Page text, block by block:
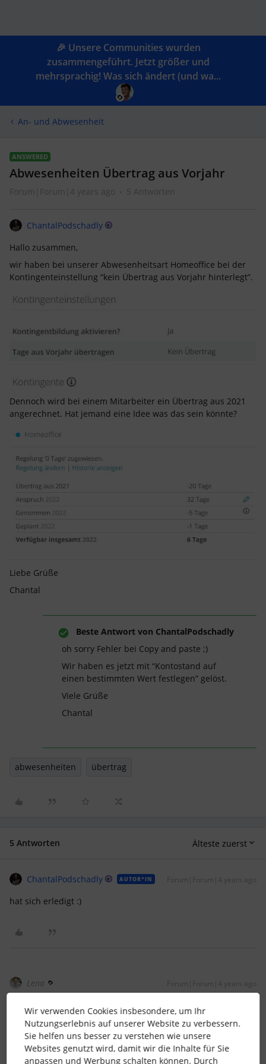
🎉 Unsere Communities wurden
zusammengeführt. Jetzt größer und
mehrsprachig! Was sich ändert (und wa...
An- und Abwesenheit
ANSWERED
Abwesenheiten Übertrag aus Vorjahr
Forum|Forum|4 years ago 5 Antworten
ChantalPodschadly
Hallo zusammen,
wir haben bei unserer Abwesenheitsart Homeoffice bei der
Kontingenteinstellung “kein Übertrag aus Vorjahr hinterlegt”.
Dennoch wird bei einem Mitarbeiter ein Übertrag aus 2021
angerechnet. Hat jemand eine Idee was das sein könnte?
Liebe Grüße
Chantal
Beste Antwort von ChantalPodschadly
oh sorry Fehler bei Copy and paste ;)
Wir haben es jetzt mit “Kontostand auf
einen bestimmten Wert festlegen” gelöst.
Viele Grüße
Chantal
abwesenheiten übertrag
5 Antworten Älteste zuerst
ChantalPodschadly AUTOR*IN Forum|Forum|4 years ago
hat sich erledigt :)
Lena Forum|Forum|4 years ago
@ChantalPodschadly
vielen Dank für Dein Update. :)
Möchtest Du mit der Community teilen, wie es sich gelöst
hat?
Wir verwenden Cookies insbesondere, um Ihr
Nutzungserlebnis auf unserer Website zu verbessern.
Sie helfen uns besser zu verstehen wie unsere
Websites genutzt wird, damit wir die Inhalte für Sie
anpassen und Werbung schalten können. Durch